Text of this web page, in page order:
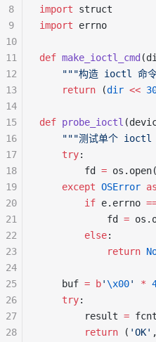
import struct
import errno
def make_ioctl_cmd
"""构造 ioctl 命
    return
(dir <<
def probe_ioctl
"""测试单个 ioctl
    try
:
        fd
=
    except
OSError as
        if
e.errno
            fd
=
        else
:
            return
    buf
= b'\x00' *
    try
:
        result
=
        return
( 'OK'
8
9
10
11
12
13
14
15
16
17
18
19
20
21
22
23
24
25
26
27
28